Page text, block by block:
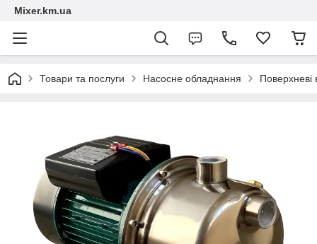
Mixer.km.ua
Товари та послуги Насосне обладнання Поверхневі